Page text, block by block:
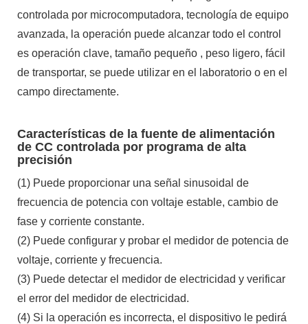
controlada por microcomputadora, tecnología de equipo
avanzada, la operación puede alcanzar todo el control
es operación clave, tamaño pequeño , peso ligero, fácil
de transportar, se puede utilizar en el laboratorio o en el
campo directamente.
Características de la fuente de alimentación
de CC controlada por programa de alta
precisión
(1) Puede proporcionar una señal sinusoidal de
frecuencia de potencia con voltaje estable, cambio de
fase y corriente constante.
(2) Puede configurar y probar el medidor de potencia de
voltaje, corriente y frecuencia.
(3) Puede detectar el medidor de electricidad y verificar
el error del medidor de electricidad.
(4) Si la operación es incorrecta, el dispositivo le pedirá